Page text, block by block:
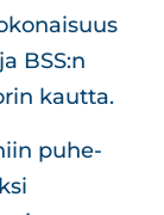
BSS:n
kautta.
puhe-